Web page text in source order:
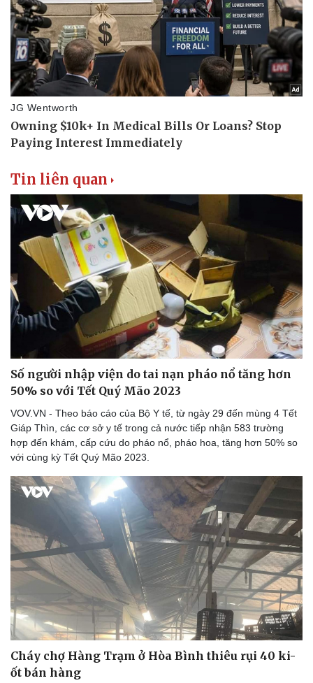
Tin liên quan
Số người nhập viện do tai nạn pháo nổ tăng hơn
50% so với Tết Quý Mão 2023
VOV.VN - Theo báo cáo của Bộ Y tế, từ ngày 29 đến mùng 4 Tết
Giáp Thìn, các cơ sở y tế trong cả nước tiếp nhận 583 trường
hợp đến khám, cấp cứu do pháo nổ, pháo hoa, tăng hơn 50% so
với cùng kỳ Tết Quý Mão 2023.
Cháy chợ Hàng Trạm ở Hòa Bình thiêu rụi 40 ki-
ốt bán hàng